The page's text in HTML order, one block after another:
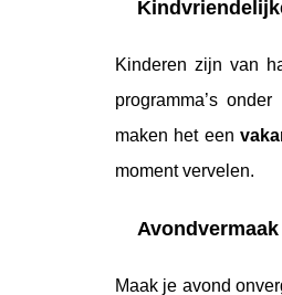
Kinderen zijn van
programma’s
maken het een
moment vervelen.
Maak je avond